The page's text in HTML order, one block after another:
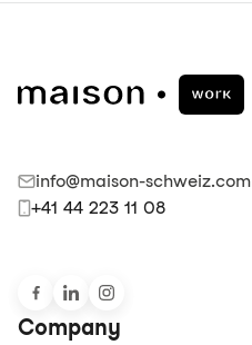
info@maison-schweiz.com
+41 44 223 11 08
Company